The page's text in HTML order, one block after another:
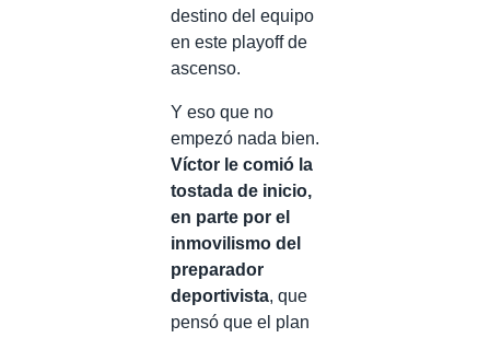
destino del equipo
en este playoff de
ascenso.
Y eso que no
empezó nada bien.
Víctor le comió la
tostada de inicio,
en parte por el
inmovilismo del
preparador
deportivista, que
pensó que el plan